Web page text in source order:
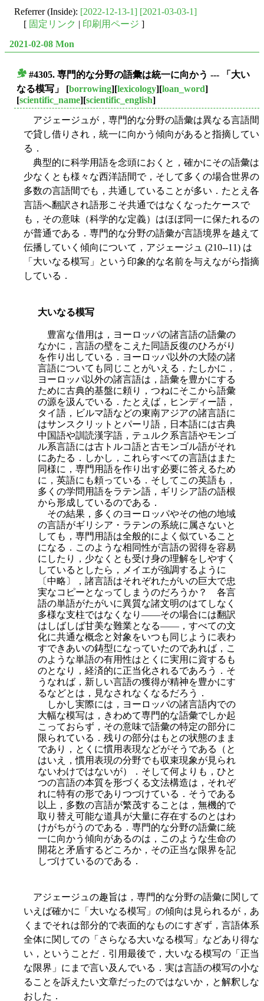
Referrer (Inside): [2022-12-13-1] [2021-03-03-1]
[ 固定リンク | 印刷用ページ ]
2021-02-08 Mon
#4305. 専門的な分野の語彙は統一に向かう --- 「大い
なる模写」
[borrowing][lexicology][loan_word]
[scientific_name][scientific_english]
アジェージュが，専門的な分野の語彙は異なる言語間
で貸し借りされ，統一に向かう傾向があると指摘してい
る．
典型的に科学用語を念頭におくと，確かにその語彙は
少なくとも様々な西洋語間で，そして多くの場合世界の
多数の言語間でも，共通していることが多い．たとえ各
言語へ翻訳され語形こそ共通ではなくなったケースで
も，その意味（科学的な定義）はほぼ同一に保たれるの
が普通である．専門的な分野の語彙が言語境界を越えて
伝播していく傾向について，アジェージュ (210--11) は
「大いなる模写」という印象的な名前を与えながら指摘
している．
大いなる模写
豊富な借用は，ヨーロッパの諸言語の語彙の
なかに，言語の壁をこえた同語反復のひろがり
を作り出している．ヨーロッパ以外の大陸の諸
言語についても同じことがいえる．たしかに，
ヨーロッパ以外の諸言語は，語彙を豊かにする
ために古典的基盤に頼り，つねにそこから語彙
の源を汲んでいる．たとえば，ヒンディー語，
タイ語，ビルマ語などの東南アジアの諸言語に
はサンスクリットとパーリ語，日本語には古典
中国語や訓読漢字語，テュルク系言語やモンゴ
ル系言語には古トルコ語と古モンゴル語がそれ
にあたる．しかし，これらすべての言語はまた
同様に，専門用語を作り出す必要に答えるため
に，英語にも頼っている．そしてこの英語も，
多くの学問用語をラテン語，ギリシア語の語根
から形成しているのである．
その結果，多くのヨーロッパやその他の地域
の言語がギリシア・ラテンの系統に属さないと
しても，専門用語は全般的によく似ていること
になる．このような相同性が言語の習得を容易
にしたり，少なくとも受け身の理解をしやすく
しているとしたら，メイエが強調するように
〔中略〕，諸言語はそれぞれたがいの巨大で忠
実なコピーとなってしまうのだろうか？ 各言
語の単語がたがいに異質な諸文明のはてしなく
多様な支柱ではなくなり――その場合には翻訳
はしばしば甘美な難業となる――，すべての文
化に共通な概念と対象をいつも同じように表わ
すできあいの鋳型になっていたのであれば，こ
のような単語の有用性はとくに実用に資するも
のとなり，経済的に正当化されるであろう．そ
うなれば，新しい言語の獲得が精神を豊かにす
るなどとは，見なされなくなるだろう．
しかし実際には，ヨーロッパの諸言語内での
大幅な模写は，きわめて専門的な語彙でしか起
こっておらず，その意味で語彙の特定の部分に
限られている．残りの部分はもとの状態のまま
であり，とくに慣用表現などがそうである（と
はいえ，慣用表現の分野でも収束現象が見られ
ないわけではないが）．そして何よりも，ひと
つの言語の本質を形づくる文法構造は，それぞ
れに特有の形でありつづけている．そうである
以上，多数の言語が繁茂することは，無機的で
取り替え可能な道具が大量に存在するのとはわ
けがちがうのである．専門的な分野の語彙に統
一に向かう傾向があるのは，このような生命の
開花と矛盾するどころか，その正当な限界を記
しづけているのである．
アジェージュの趣旨は，専門的な分野の語彙に関して
いえば確かに「大いなる模写」の傾向は見られるが，あ
くまでそれは部分的で表面的なものにすぎず，言語体系
全体に関しての「さらなる大いなる模写」などあり得な
い，ということだ．引用最後で，大いなる模写の「正当
な限界」にまで言い及んでいる．実は言語の模写の小な
ることを訴えたい文章だったのではないか，と解釈しな
おした．